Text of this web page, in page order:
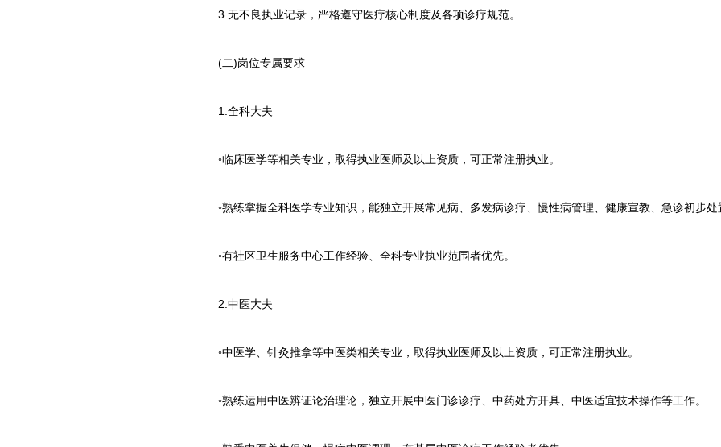
3.无不良执业记录，严格遵守医疗核心制度及各项诊疗规范。
(二)岗位专属要求
1.全科大夫
◦临床医学等相关专业，取得执业医师及以上资质，可正常注册执业。
◦熟练掌握全科医学专业知识，能独立开展常见病、多发病诊疗、慢性病管理、健康宣教、急诊初步处
◦有社区卫生服务中心工作经验、全科专业执业范围者优先。
2.中医大夫
◦中医学、针灸推拿等中医类相关专业，取得执业医师及以上资质，可正常注册执业。
◦熟练运用中医辨证论治理论，独立开展中医门诊诊疗、中药处方开具、中医适宜技术操作等工作。